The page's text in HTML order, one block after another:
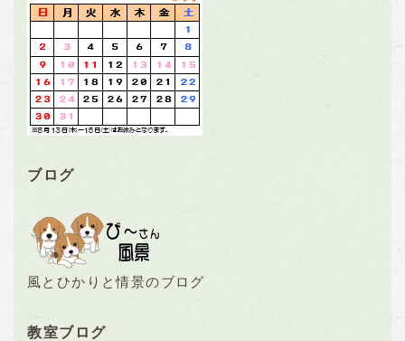
ブログ
風とひかりと情景のブログ
教室ブログ